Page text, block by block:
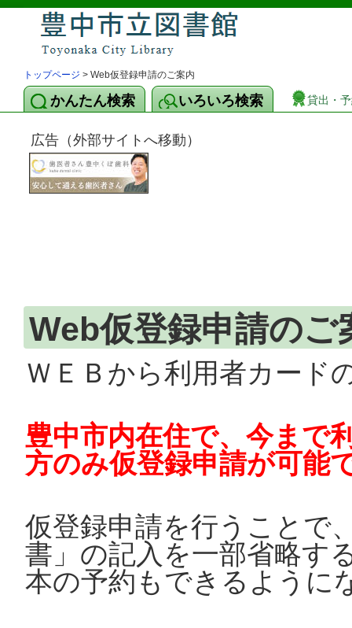
トップページ > Web仮登録申請のご案内
かんたん検索 いろいろ検索 貸出・
広告（外部サイトへ移動）
Web仮登録申請のご
ＷＥＢから利用者カード
豊中市内在住で、今まで
方のみ仮登録申請が可能
仮登録申請を行うことで
書」の記入を一部省略す
本の予約もできるように